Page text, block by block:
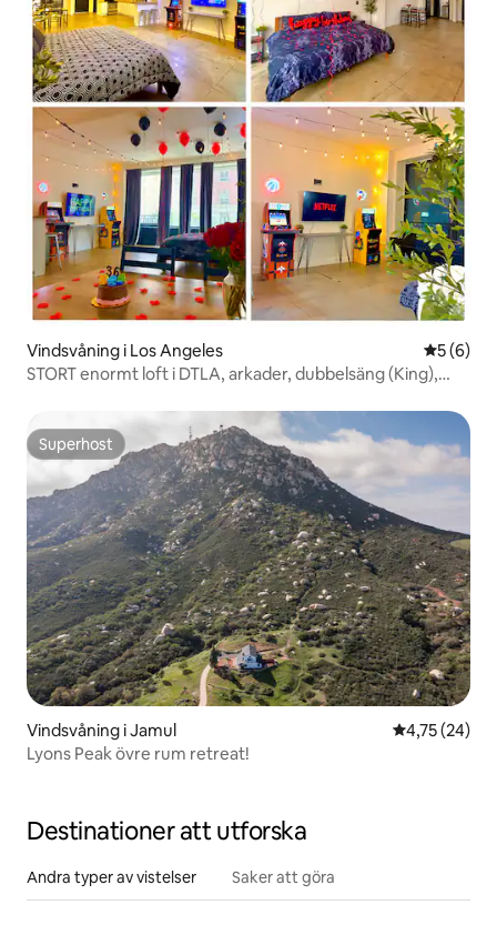
Vindsvåning i Los Angeles 5 av 5 i
5 (6)
STORT enormt loft i DTLA, arkader, dubbelsäng (King),
Superhost
Superhost
Vindsvåning i Jamul 4,75 av 5 i
4,75 (24)
Lyons Peak övre rum retreat!
Destinationer att utforska
Andra typer av vistelser Saker att göra